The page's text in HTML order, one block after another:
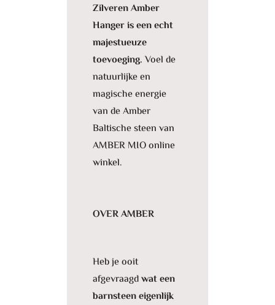
Zilveren Amber
Hanger is een echt
majestueuze
toevoeging.Voel de
natuurlijke en
magische energie
van de Amber
Baltische steen van
AMBER MIO online
winkel.
OVER AMBER
Heb je ooit
afgevraagdwat een
barnsteen eigenlijk